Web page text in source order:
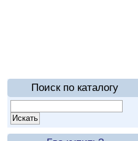
Поиск по каталогу